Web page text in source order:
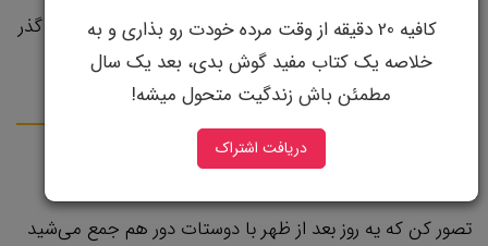
تمرکز کنید، رسیدن به یک هدف بلند مدت دیگه تنها مساله گذر
زمان خواهد بود.
اصل شماره سه: یه اسکوربورد نصب کن!
تصور کن که یه روز بعد از ظهر با دوستات دور هم جمع می‌شید
کافیه 20 دقیقه از وقت مرده خودت رو بذاری و به
خلاصه یک کتاب مفید گوش بدی، بعد یک سال
مطمئن باش زندگیت متحول میشه!
دریافت اشتراک